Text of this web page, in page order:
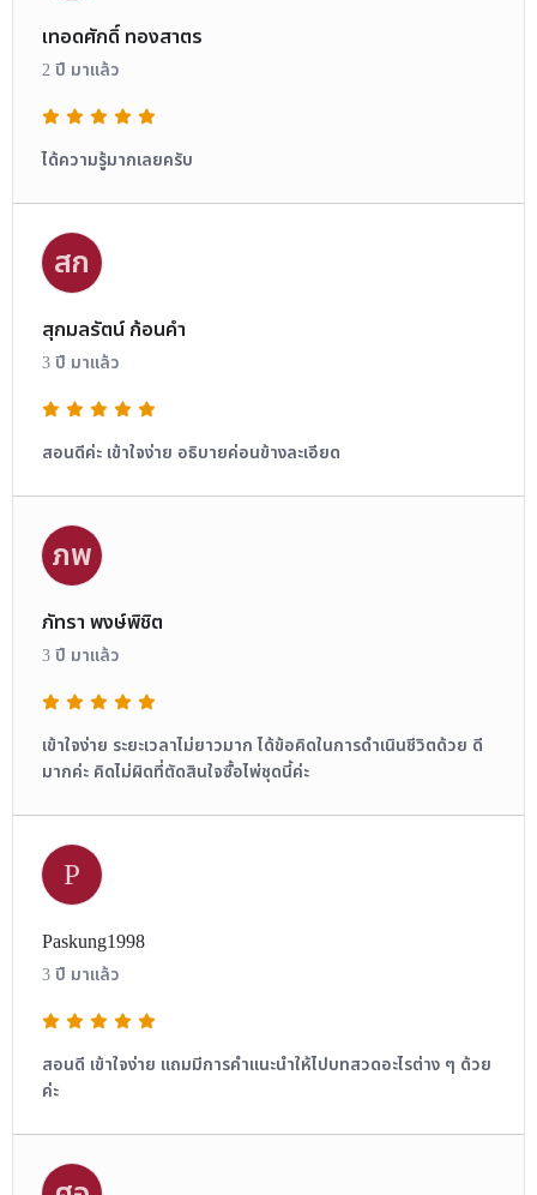
เทอดศักดิ์ ทองสาตร
2 ปี มาแล้ว
ได้ความรู้มากเลยครับ
สก
สุกมลรัตน์ ก้อนคำ
3 ปี มาแล้ว
สอนดีค่ะ เข้าใจง่าย อธิบายค่อนข้างละเอียด
ภพ
ภัทรา พงษ์พิชิต
3 ปี มาแล้ว
เข้าใจง่าย ระยะเวลาไม่ยาวมาก ได้ข้อคิดในการดำเนินชีวิตด้วย ดี
มากค่ะ คิดไม่ผิดที่ตัดสินใจซื้อไพ่ชุดนี้ค่ะ
P
Paskung1998
3 ปี มาแล้ว
สอนดี เข้าใจง่าย แถมมีการคำแนะนำให้ไปบทสวดอะไรต่าง ๆ ด้วย
ค่ะ